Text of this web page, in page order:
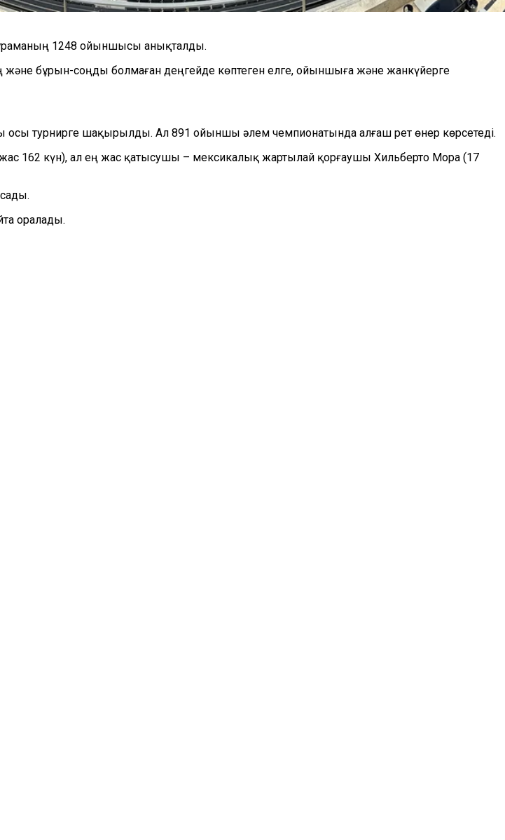
1248 ойыншысы анықталды.
бұрын-соңды болмаған деңгейде көптеген елге, ойыншыға және жанкүйерге
осы турнирге шақырылды. Ал 891 ойыншы әлем чемпионатында алғаш рет өнер көрсетеді.
162 күн), ал ең жас қатысушы – мексикалық жартылай қорғаушы Хильберто Мора (17
оралады.